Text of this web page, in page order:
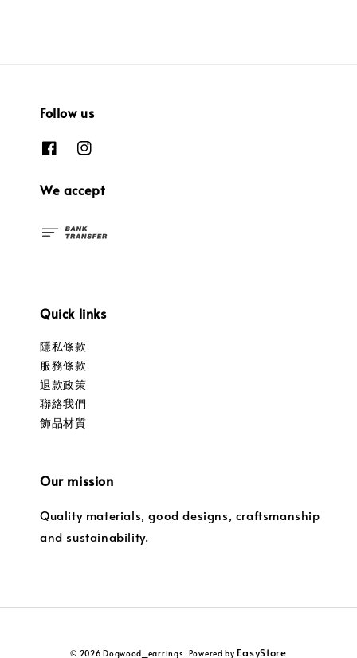
Follow us
We accept
Quick links
隱私條款
服務條款
退款政策
聯絡我們
飾品材質
Our mission
Quality materials, good designs, craftsmanship
and sustainability.
© 2026 Dogwood_earrings. Powered by EasyStore